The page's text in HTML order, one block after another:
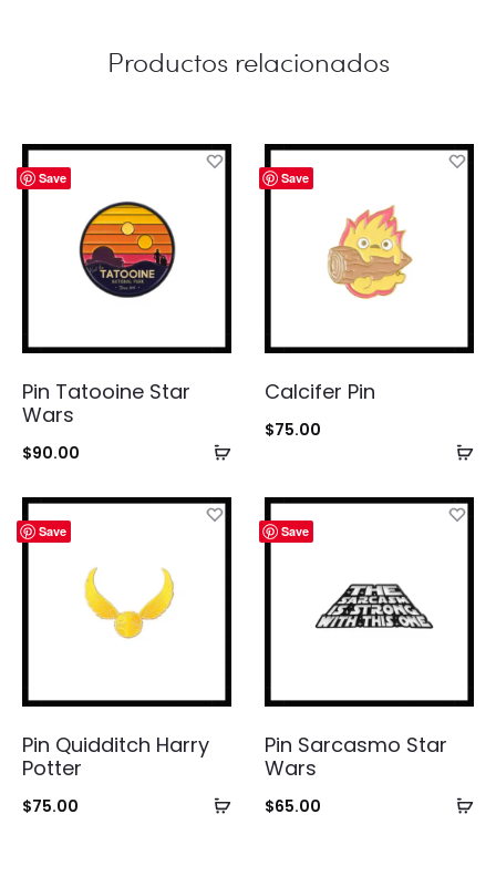
Productos relacionados
Save
Añadir
carrito
Pin Tatooine Star
Wars
$90.00
Save
Calcifer Pin
$75.00
Save
Añadir
Pin Quidditch Harry
Potter
$75.00
Save
Pin Sarcasmo Star
Wars
$65.00